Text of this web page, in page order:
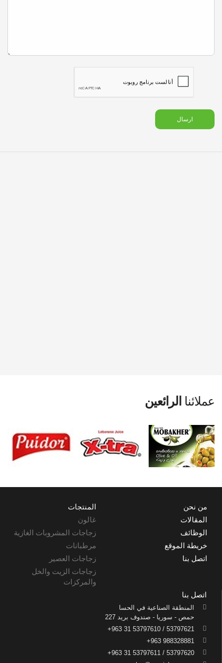
ارسال
عملائنا الرائعين
من نحن
المقالات
الوظائف
خريطة الموقع
اتصل بنا
المنتجات
غالون
زجاجات المشروبات الغازية
مرطبانات
زجاجات العصير
زجاجات الزيت والخل
والمركزات
اتصل بنا
المنطقة الصناعية في الحسا
حمص - سوريا - صندوف بريد 227
53797621 / 53797610 31 963+
988328881 963+
53797620 / 53797611 31 963+